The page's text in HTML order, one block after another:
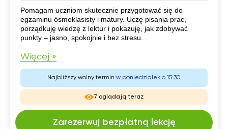
CV
Pomagam uczniom skutecznie przygotować się do
egzaminu ósmoklasisty i matury. Uczę pisania prac,
porządkuję wiedzę z lektur i pokazuję, jak zdobywać
punkty – jasno, spokojnie i bez stresu.
Więcej »
Najbliższy wolny termin:w poniedziałek o 15:30
7 oglądają teraz
Zarezerwuj bezpłatną lekcję